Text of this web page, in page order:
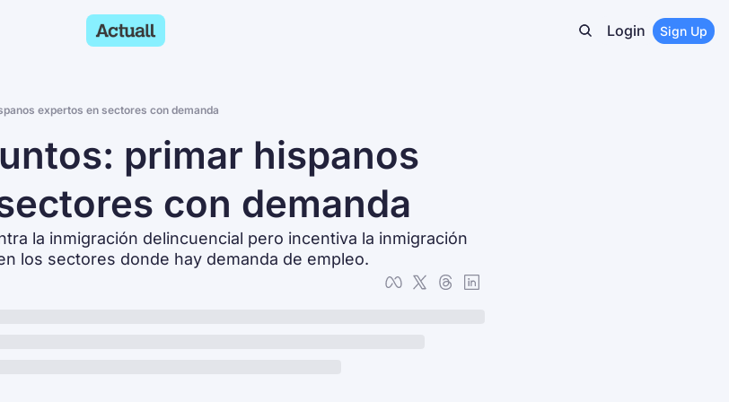
Login Sign Up
expertos en sectores con demanda
primar hispanos
con demanda
la inmigración delincuencial pero incentiva la inmigración
los sectores donde hay demanda de empleo.